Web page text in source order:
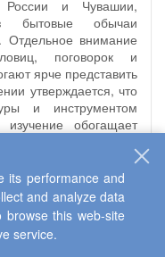
России и Чувашии,
бытовые обычаи
Отдельное внимание
поговорок и
ярче представить
утверждается, что
и инструментом
обогащает
its performance and
and analyze data
this web-site
service.